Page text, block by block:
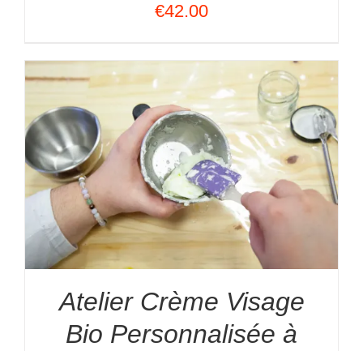
€42.00
Atelier Crème Visage
Bio Personnalisée à